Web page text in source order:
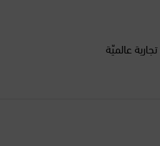
من 200 علامة تجارية عالميّة
الجزائر